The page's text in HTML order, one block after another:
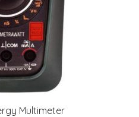
Multimeter